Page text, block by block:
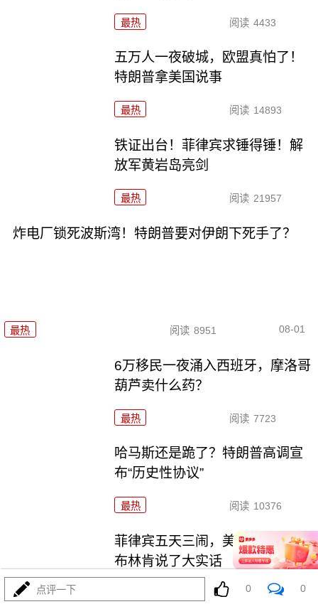
最热 阅读 4433
五万人一夜破城，欧盟真怕了！
特朗普拿美国说事
最热 阅读 14893
铁证出台！菲律宾求锤得锤！解
放军黄岩岛亮剑
最热 阅读 21957
炸电厂锁死波斯湾！特朗普要对伊朗下死手了？
最热 阅读 8951 08-01
6万移民一夜涌入西班牙，摩洛哥
葫芦卖什么药？
最热 阅读 7723
哈马斯还是跪了？特朗普高调宣
布“历史性协议”
最热 阅读 10376
菲律宾五天三闹，美航母压阵，
布林肯说了大实话
阅读 26938
点评一下 0 0